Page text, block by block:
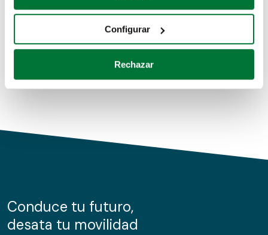
Recopilar información sobre su ubicación geográfica
Identificar su dispositivo analizándolo activamente
para buscar características específicas (huellas
Obtenga más información sobre cómo se procesan sus
de cookies.
información sobre el uso que haga del sitio web con
nuestros partners de redes sociales, publicidad y análisis
Configurar
Rechazar
Coches de km0
Conduce tu futuro,
desata tu movilidad